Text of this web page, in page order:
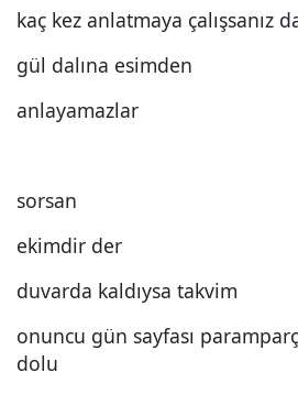
kaç kez anlatmaya çalışsanız
gül dalına esimden
anlayamazlar
sorsan
ekimdir der
duvarda kaldıysa takvim
onuncu gün sayfası
dolu